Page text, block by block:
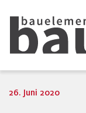
26. Juni 2020